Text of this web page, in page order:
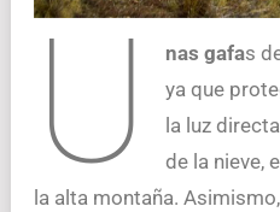
U nas gafas
ya que
la luz
de la nieve,
la alta montaña. Asimismo,